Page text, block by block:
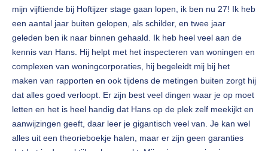
mijn vijftiende bij Hoftijzer stage gaan lopen, ik ben nu 27! Ik heb
een aantal jaar buiten gelopen, als schilder, en twee jaar
geleden ben ik naar binnen gehaald. Ik heb heel veel aan de
kennis van Hans. Hij helpt met het inspecteren van woningen en
complexen van woningcorporaties, hij begeleidt mij bij het
maken van rapporten en ook tijdens de metingen buiten zorgt hij
dat alles goed verloopt. Er zijn best veel dingen waar je op moet
letten en het is heel handig dat Hans op de plek zelf meekijkt en
aanwijzingen geeft, daar leer je gigantisch veel van. Je kan wel
alles uit een theorieboekje halen, maar er zijn geen garanties